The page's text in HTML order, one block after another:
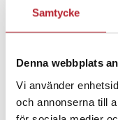
Samtycke
Denna webbplats
Vi använder
och annonserna till
- Mått: 30 x 73 x 45 cm
- Material: Träfiberskiva
- Antal hyllor: 2 gallerhyllor
- Färg: Ekbeige och vit
- Vikt: 6,8 kg
- Stil: Industriell